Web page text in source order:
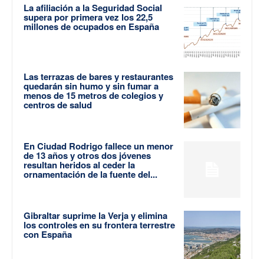
La afiliación a la Seguridad Social
supera por primera vez los 22,5
millones de ocupados en España
Las terrazas de bares y restaurantes
quedarán sin humo y sin fumar a
menos de 15 metros de colegios y
centros de salud
En Ciudad Rodrigo fallece un menor
de 13 años y otros dos jóvenes
resultan heridos al ceder la
ornamentación de la fuente del...
Gibraltar suprime la Verja y elimina
los controles en su frontera terrestre
con España